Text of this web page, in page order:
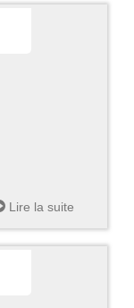
Lire la suite